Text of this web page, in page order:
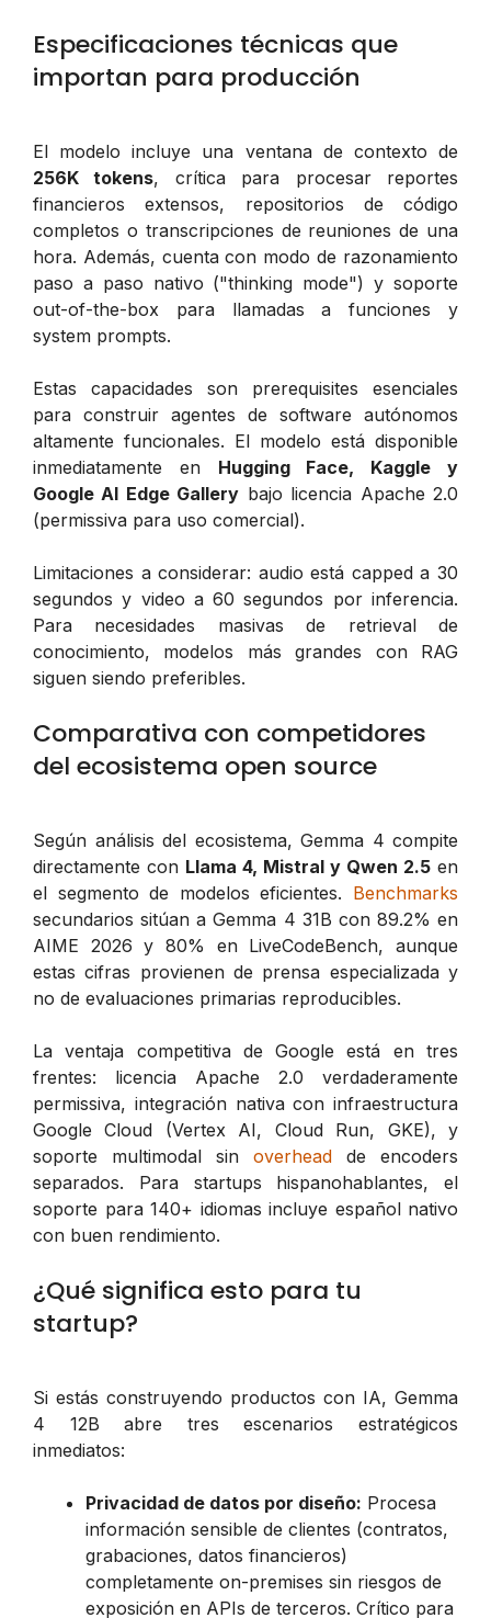
Especificaciones técnicas que
importan para producción
El modelo incluye una ventana de contexto de
256K tokens, crítica para procesar reportes
financieros extensos, repositorios de código
completos o transcripciones de reuniones de una
hora. Además, cuenta con modo de razonamiento
paso a paso nativo ("thinking mode") y soporte
out-of-the-box para llamadas a funciones y
system prompts.
Estas capacidades son prerequisites esenciales
para construir agentes de software autónomos
altamente funcionales. El modelo está disponible
inmediatamente en Hugging Face, Kaggle y
Google AI Edge Gallery bajo licencia Apache 2.0
(permissiva para uso comercial).
Limitaciones a considerar: audio está capped a 30
segundos y video a 60 segundos por inferencia.
Para necesidades masivas de retrieval de
conocimiento, modelos más grandes con RAG
siguen siendo preferibles.
Comparativa con competidores
del ecosistema open source
Según análisis del ecosistema, Gemma 4 compite
directamente con Llama 4, Mistral y Qwen 2.5 en
el segmento de modelos eficientes. Benchmarks
secundarios sitúan a Gemma 4 31B con 89.2% en
AIME 2026 y 80% en LiveCodeBench, aunque
estas cifras provienen de prensa especializada y
no de evaluaciones primarias reproducibles.
La ventaja competitiva de Google está en tres
frentes: licencia Apache 2.0 verdaderamente
permissiva, integración nativa con infraestructura
Google Cloud (Vertex AI, Cloud Run, GKE), y
soporte multimodal sin overhead de encoders
separados. Para startups hispanohablantes, el
soporte para 140+ idiomas incluye español nativo
con buen rendimiento.
¿Qué significa esto para tu
startup?
Si estás construyendo productos con IA, Gemma
4 12B abre tres escenarios estratégicos
inmediatos:
Privacidad de datos por diseño: Procesa
información sensible de clientes (contratos,
grabaciones, datos financieros)
completamente on-premises sin riesgos de
exposición en APIs de terceros. Crítico para